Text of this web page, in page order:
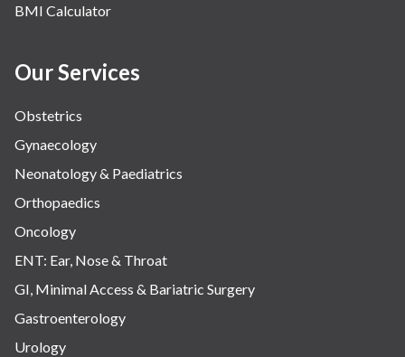
BMI Calculator
Our Services
Obstetrics
Gynaecology
Neonatology & Paediatrics
Orthopaedics
Oncology
ENT: Ear, Nose & Throat
GI, Minimal Access & Bariatric Surgery
Gastroenterology
Urology